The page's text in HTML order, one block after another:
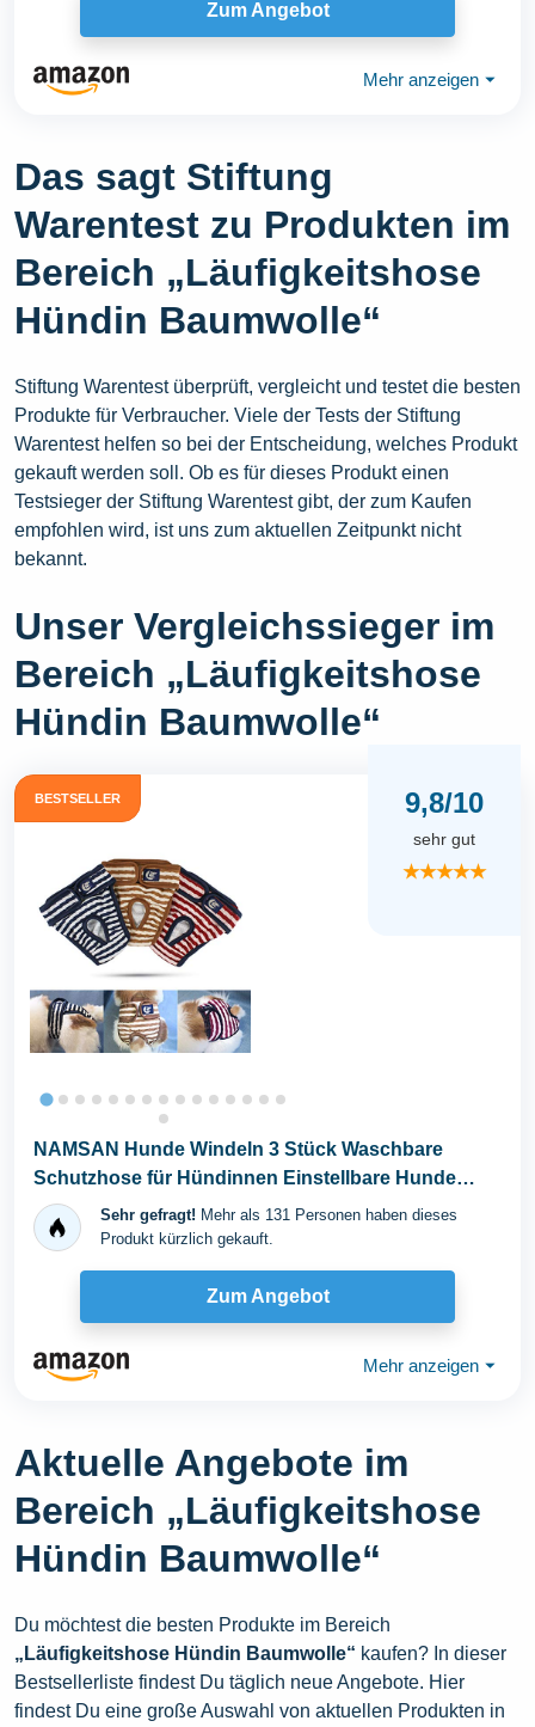
Zum Angebot
Mehr anzeigen ⏷
Das sagt Stiftung
Warentest zu Produkten im
Bereich „Läufigkeitshose
Hündin Baumwolle“
Stiftung Warentest überprüft, vergleicht und testet die besten
Produkte für Verbraucher. Viele der Tests der Stiftung
Warentest helfen so bei der Entscheidung, welches Produkt
gekauft werden soll. Ob es für dieses Produkt einen
Testsieger der Stiftung Warentest gibt, der zum Kaufen
empfohlen wird, ist uns zum aktuellen Zeitpunkt nicht
bekannt.
Unser Vergleichssieger im
Bereich „Läufigkeitshose
Hündin Baumwolle“
BESTSELLER 9,8/10
sehr gut
★★★★★
NAMSAN Hunde Windeln 3 Stück Waschbare
Schutzhose für Hündinnen Einstellbare Hunde
Höschen für...Sehr gefragt! Mehr als 131 Personen haben dieses
Produkt kürzlich gekauft.
Zum Angebot
Mehr anzeigen ⏷
Aktuelle Angebote im
Bereich „Läufigkeitshose
Hündin Baumwolle“
Du möchtest die besten Produkte im Bereich
„Läufigkeitshose Hündin Baumwolle“ kaufen? In dieser
Bestsellerliste findest Du täglich neue Angebote. Hier
findest Du eine große Auswahl von aktuellen Produkten in